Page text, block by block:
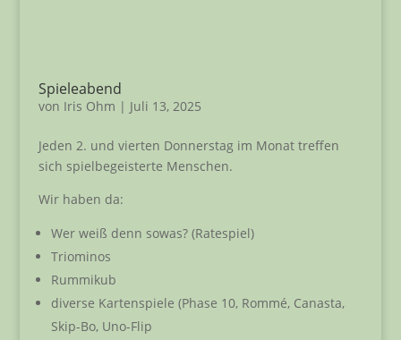
Spieleabend
von Iris Ohm | Juli 13, 2025
Jeden 2. und vierten Donnerstag im Monat treffen
sich spielbegeisterte Menschen.
Wir haben da:
Wer weiß denn sowas? (Ratespiel)
Triominos
Rummikub
diverse Kartenspiele (Phase 10, Rommé, Canasta,
Skip-Bo, Uno-Flip